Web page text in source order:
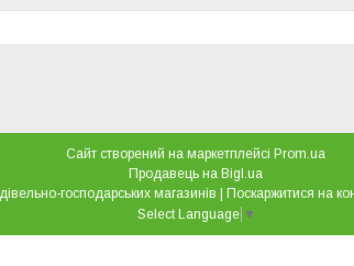
Сайт створений на маркетплейсі Prom.ua
Продавець на Bigl.ua
"Все для дому" мережа будівельно-господарських магазинів | Поскаржитися на
Select Language ▼